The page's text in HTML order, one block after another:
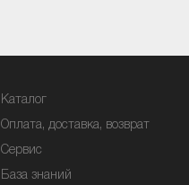
Каталог
Оплата, доставка, возврат
Сервис
База знаний